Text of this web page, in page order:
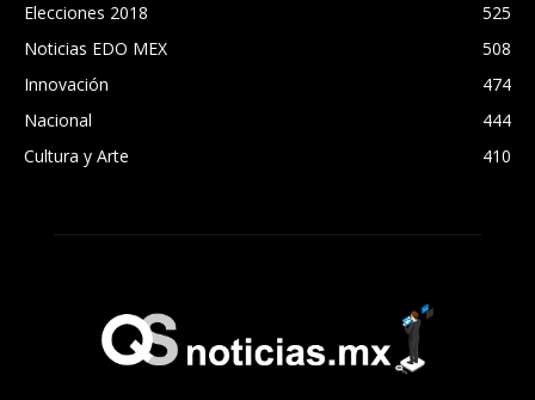
Elecciones 2018
525
Noticias EDO MEX
508
Innovación
474
Nacional
444
Cultura y Arte
410